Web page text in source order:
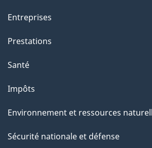
Entreprises
Prestations
Santé
Impôts
Environnement et ressources
Sécurité nationale et défense